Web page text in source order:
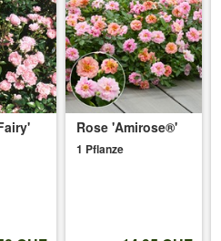
Rose 'Amirose®'
1 Pflanze